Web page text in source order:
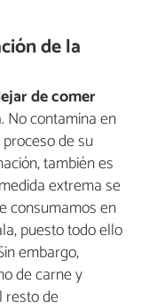
de la
de comer
No contamina en
de su
también es
extrema se
consumamos en
puesto todo ello
embargo,
de carne y
resto de